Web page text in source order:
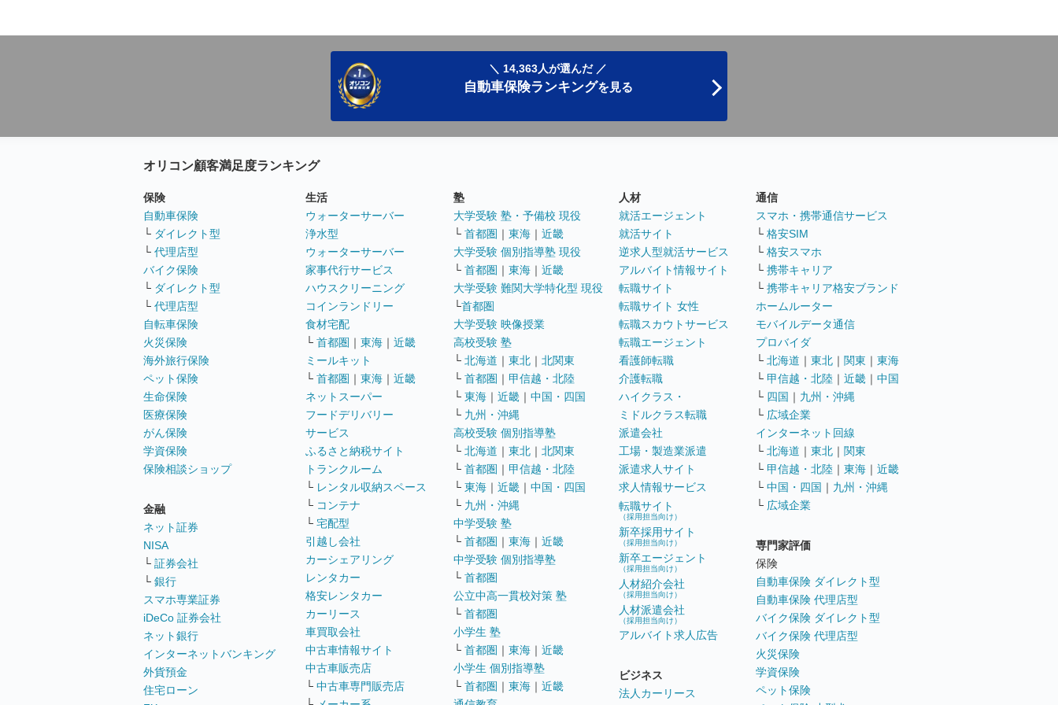
＼ 14,363人が選んだ ／
自動車保険ランキングを見る
オリコン顧客満足度ランキング
保険
自動車保険
└ ダイレクト型
└ 代理店型
バイク保険
└ ダイレクト型
└ 代理店型
自転車保険
火災保険
海外旅行保険
ペット保険
生命保険
医療保険
がん保険
学資保険
保険相談ショップ
金融
ネット証券
NISA
└ 証券会社
└ 銀行
スマホ専業証券
iDeCo 証券会社
ネット銀行
インターネットバンキング
外貨預金
住宅ローン
生活
ウォーターサーバー
浄水型
ウォーターサーバー
家事代行サービス
ハウスクリーニング
コインランドリー
食材宅配
└ 首都圏 ｜ 東海 ｜ 近畿
ミールキット
└ 首都圏 ｜ 東海 ｜ 近畿
ネットスーパー
フードデリバリー
サービス
ふるさと納税サイト
トランクルーム
└ レンタル収納スペース
└ コンテナ
└ 宅配型
引越し会社
カーシェアリング
レンタカー
格安レンタカー
カーリース
車買取会社
中古車情報サイト
中古車販売店
└ 中古車専門販売店
塾
大学受験 塾・予備校 現役
└ 首都圏 ｜ 東海 ｜ 近畿
大学受験 個別指導塾 現役
└ 首都圏 ｜ 東海 ｜ 近畿
大学受験 難関大学特化型 現役
└首都圏
大学受験 映像授業
高校受験 塾
└ 北海道 ｜ 東北 ｜ 北関東
└ 首都圏 ｜ 甲信越・北陸
└ 東海 ｜ 近畿 ｜ 中国・四国
└ 九州・沖縄
高校受験 個別指導塾
└ 北海道 ｜ 東北 ｜ 北関東
└ 首都圏 ｜ 甲信越・北陸
└ 東海 ｜ 近畿 ｜ 中国・四国
└ 九州・沖縄
中学受験 塾
└ 首都圏 ｜ 東海 ｜ 近畿
中学受験 個別指導塾
└ 首都圏
公立中高一貫校対策 塾
└ 首都圏
小学生 塾
└ 首都圏 ｜ 東海 ｜ 近畿
小学生 個別指導塾
└ 首都圏 ｜ 東海 ｜ 近畿
人材
就活エージェント
就活サイト
逆求人型就活サービス
アルバイト情報サイト
転職サイト
転職サイト 女性
転職スカウトサービス
転職エージェント
看護師転職
介護転職
ハイクラス・
ミドルクラス転職
派遣会社
工場・製造業派遣
派遣求人サイト
求人情報サービス
転職サイト
（採用担当向け）
新卒採用サイト
（採用担当向け）
新卒エージェント
（採用担当向け）
人材紹介会社
（採用担当向け）
人材派遣会社
（採用担当向け）
アルバイト求人広告
ビジネス
法人カーリース
通信
スマホ・携帯通信サービス
└ 格安SIM
└ 格安スマホ
└ 携帯キャリア
└ 携帯キャリア格安ブランド
ホームルーター
モバイルデータ通信
プロバイダ
└ 北海道 ｜ 東北 ｜ 関東 ｜ 東海
└ 甲信越・北陸 ｜ 近畿 ｜ 中国
└ 四国 ｜ 九州・沖縄
└ 広域企業
インターネット回線
└ 北海道 ｜ 東北 ｜ 関東
└ 甲信越・北陸 ｜ 東海 ｜ 近畿
└ 中国・四国 ｜ 九州・沖縄
└ 広域企業
専門家評価
保険
自動車保険 ダイレクト型
自動車保険 代理店型
バイク保険 ダイレクト型
バイク保険 代理店型
火災保険
学資保険
ペット保険